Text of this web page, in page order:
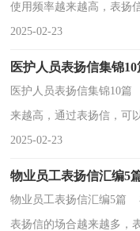
使用频率越来越高，表扬
写表扬信呢？以下是小编
2025-02-23
医护人员表扬信集锦10
医护人员表扬信集锦10
来越高，通过表扬信，可
行表彰。相信写表扬信是
2025-02-23
物业员工表扬信汇编5
物业员工表扬信汇编5篇
表扬信的场合越来越多，